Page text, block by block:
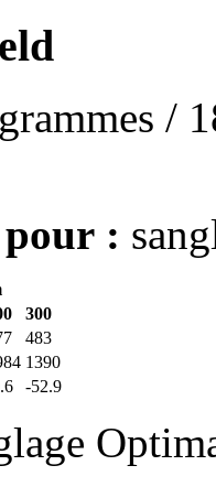
/
pour :
300
483
1390
-52.9